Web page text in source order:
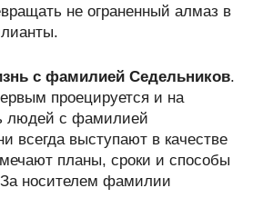
не ограненный алмаз в
с фамилией Седельников.
проецируется и на
людей с фамилией
всегда выступают в качестве
планы, сроки и способы
носителем фамилии